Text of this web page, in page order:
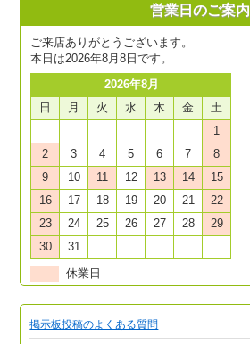
営業日のご案内
ご来店ありがとうございます。
本日は2026年8月8日です。
2026年8月
日
月 火 水 木 金
土
1
2
3 4 5 6 7
8
9
10 11 12 13 14
15
16
17 18 19 20 21
22
23
24 25 26 27 28
29
30
31
休業日
掲示板投稿のよくある質問